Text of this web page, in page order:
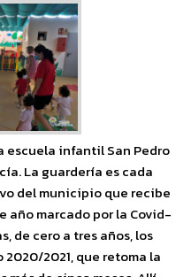
escuela infantil San Pedro
La guardería es cada
del municipio que recibe
año marcado por la Covid-
de cero a tres años, los
2021, que retoma la